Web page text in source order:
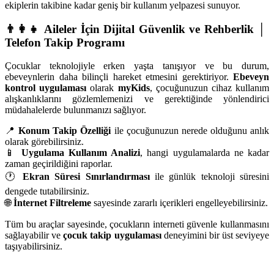
ekiplerin takibine kadar geniş bir kullanım yelpazesi sunuyor.
👨‍👩‍👧 Aileler İçin Dijital Güvenlik ve Rehberlik │
Telefon Takip Programı
Çocuklar teknolojiyle erken yaşta tanışıyor ve bu durum,
ebeveynlerin daha bilinçli hareket etmesini gerektiriyor. Ebeveyn
kontrol uygulaması olarak myKids, çocuğunuzun cihaz kullanım
alışkanlıklarını gözlemlemenizi ve gerektiğinde yönlendirici
müdahalelerde bulunmanızı sağlıyor.
📍Konum Takip Özelliği ile çocuğunuzun nerede olduğunu anlık
olarak görebilirsiniz.
📱 Uygulama Kullanım Analizi, hangi uygulamalarda ne kadar
zaman geçirildiğini raporlar.
🕐 Ekran Süresi Sınırlandırmasıile günlük teknoloji süresini
dengede tutabilirsiniz.
🌐İnternet Filtreleme sayesinde zararlı içerikleri engelleyebilirsiniz.
Tüm bu araçlar sayesinde, çocukların interneti güvenle kullanmasını
sağlayabilir veçocuk takip uygulamasıdeneyimini bir üst seviyeye
taşıyabilirsiniz.